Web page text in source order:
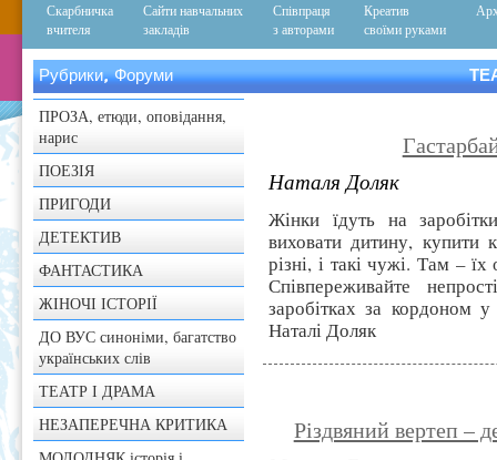
Скарбничка
вчителя
Сайти навчальних
закладів
Співпраця
з авторами
Креатив
своїми руками
Рубрики, Форуми
ПРОЗА, етюди, оповідання,
нарис
ПОЕЗІЯ
ПРИГОДИ
ДЕТЕКТИВ
ФАНТАСТИКА
ЖІНОЧІ ІСТОРІЇ
ДО ВУС синоніми, багатство
українських слів
ТЕАТР І ДРАМА
НЕЗАПЕРЕЧНА КРИТИКА
Наталя Доляк
Жінки їдуть на
виховати дитину, купити
різні, і такі чужі. Там –
Співпереживайте
заробітках за кордоном у
Наталі Доляк
Різдвяний вертеп –